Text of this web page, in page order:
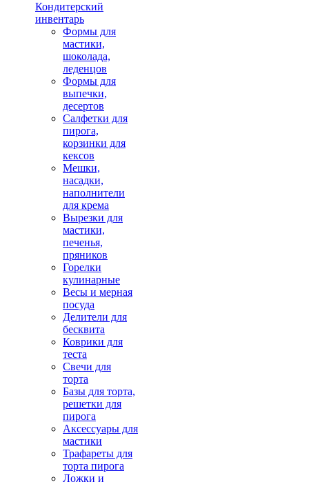
Кондитерский
инвентарь
Формы для
мастики,
шоколада,
леденцов
Формы для
выпечки,
десертов
Салфетки для
пирога,
корзинки для
кексов
Мешки,
насадки,
наполнители
для крема
Вырезки для
мастики,
печенья,
пряников
Горелки
кулинарные
Весы и мерная
посуда
Делители для
бесквита
Коврики для
теста
Свечи для
торта
Базы для торта,
решетки для
пирога
Аксессуары для
мастики
Трафареты для
торта пирога
Ложки и